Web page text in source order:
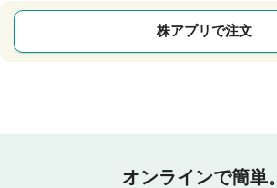
株アプリで注文
オンラインで簡単。